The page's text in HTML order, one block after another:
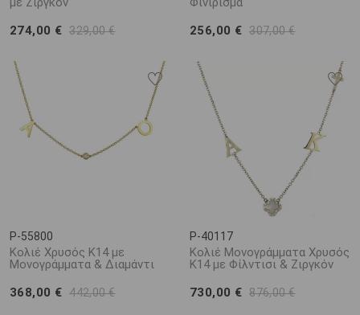
274,00 € 329,00 €
256,00 € 307,00 €
P-55800
Κολιέ Χρυσός Κ14 με
Μονογράμματα & Διαμάντι
368,00 € 442,00 €
P-40117
Κολιέ Μονογράμματα Χρυσός
Κ14 με Φίλντισι & Ζιργκόν
730,00 € 876,00 €